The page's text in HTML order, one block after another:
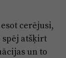
cerējusi,
spēj atšķirt
un to